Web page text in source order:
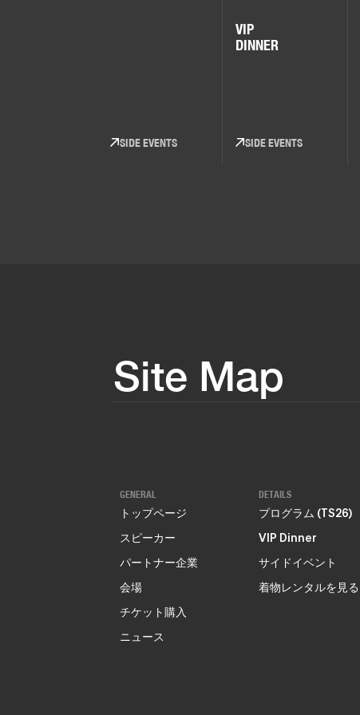
SIDE EVENTS
VIP
DINNER
SIDE EVENTS
Site Map
GENERAL
トップページ
スピーカー
パートナー企業
会場
チケット購入
ニュース
DETAILS
プログラム (TS26)
VIP Dinner
サイドイベント
着物レンタルを見る